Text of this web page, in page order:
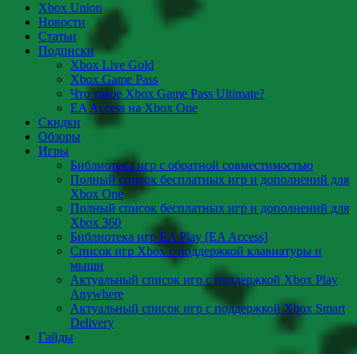
Xbox Union
Новости
Статьи
Подписки
Xbox Live Gold
Xbox Game Pass
Что такое Xbox Game Pass Ultimate?
EA Access на Xbox One
Скидки
Обзоры
Игры
Библиотека игр с обратной совместимостью
Полный список бесплатных игр и дополнений для
Xbox One
Полный список бесплатных игр и дополнений для
Xbox 360
Библиотека игр EA Play [EA Access]
Список игр Xbox c поддержкой клавиатуры и
мыши
Актуальный список игр с поддержкой Xbox Play
Anywhere
Актуальный список игр с поддержкой Xbox Smart
Delivery
Гайды